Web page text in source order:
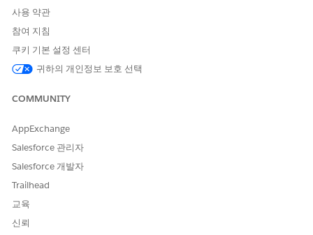
사용 약관
참여 지침
쿠키 기본 설정 센터
귀하의 개인정보 보호 선택
COMMUNITY
AppExchange
Salesforce 관리자
Salesforce 개발자
Trailhead
교육
신뢰